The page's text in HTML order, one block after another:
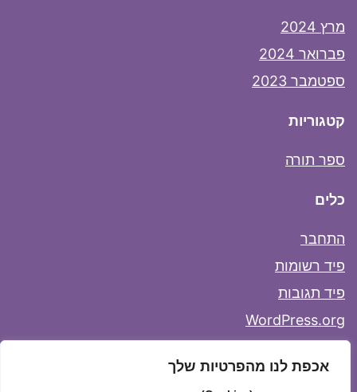
אכפת לנו מהפרטיות שלך
מרץ 2024
פברואר 2024
ספטמבר 2023
קטגוריות
ספר תורה
כלים
התחבר
פיד רשומות
פיד תגובות
WordPress.org